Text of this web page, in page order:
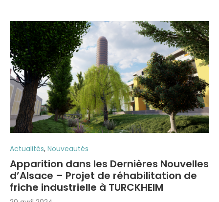
Actualités, Nouveautés
Apparition dans les Dernières Nouvelles
d’Alsace – Projet de réhabilitation de
friche industrielle à TURCKHEIM